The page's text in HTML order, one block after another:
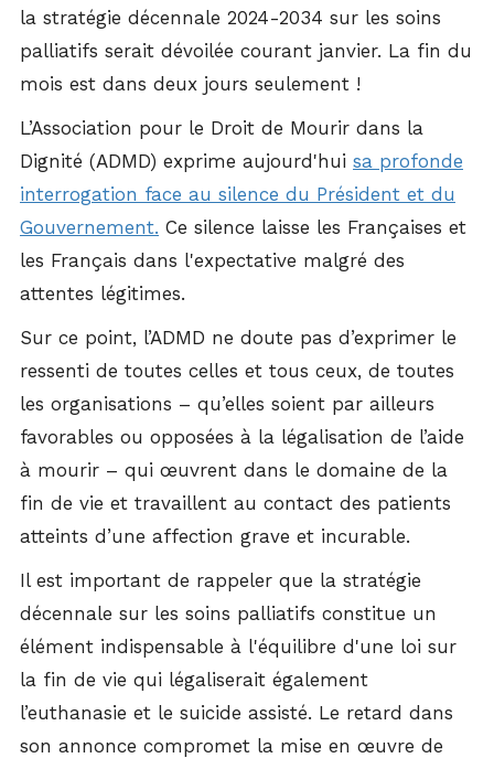
la stratégie décennale 2024-2034 sur les soins
palliatifs serait dévoilée courant janvier. La fin du
mois est dans deux jours seulement !
L’Association pour le Droit de Mourir dans la
Dignité (ADMD) exprime aujourd'hui sa profonde
interrogation face au silence du Président et du
Gouvernement. Ce silence laisse les Françaises et
les Français dans l'expectative malgré des
attentes légitimes.
Sur ce point, l’ADMD ne doute pas d’exprimer le
ressenti de toutes celles et tous ceux, de toutes
les organisations – qu’elles soient par ailleurs
favorables ou opposées à la légalisation de l’aide
à mourir – qui œuvrent dans le domaine de la
fin de vie et travaillent au contact des patients
atteints d’une affection grave et incurable.
Il est important de rappeler que la stratégie
décennale sur les soins palliatifs constitue un
élément indispensable à l'équilibre d'une loi sur
la fin de vie qui légaliserait également
l’euthanasie et le suicide assisté. Le retard dans
son annonce compromet la mise en œuvre de